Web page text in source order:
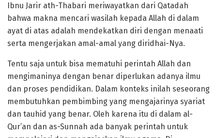
Ibnu Jarir ath-Thabari meriwayatkan dari Qatadah
bahwa makna mencari wasilah kepada Allah di dalam
ayat di atas adalah mendekatkan diri dengan menaati
serta mengerjakan amal-amal yang diridhai-Nya.
Tentu saja untuk bisa mematuhi perintah Allah dan
mengimaninya dengan benar diperlukan adanya ilmu
dan proses pendidikan. Dalam konteks inilah seseorang
membutuhkan pembimbing yang mengajarinya syariat
dan tauhid yang benar. Oleh karena itu di dalam al-
Qur’an dan as-Sunnah ada banyak perintah untuk